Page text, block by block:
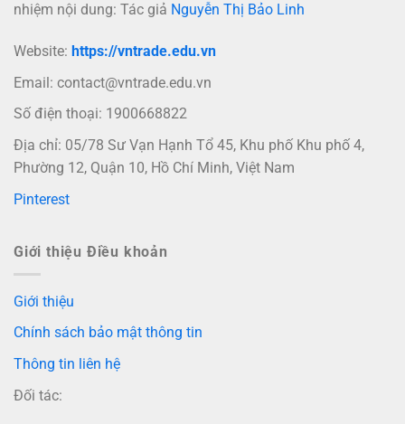
nhiệm nội dung: Tác giả Nguyễn Thị Bảo Linh
Website: https://vntrade.edu.vn
Email: contact@vntrade.edu.vn
Số điện thoại: 1900668822
Địa chỉ: 05/78 Sư Vạn Hạnh Tổ 45, Khu phố Khu phố 4,
Phường 12, Quận 10, Hồ Chí Minh, Việt Nam
Pinterest
Giới thiệu Điều khoản
Giới thiệu
Chính sách bảo mật thông tin
Thông tin liên hệ
Đối tác: